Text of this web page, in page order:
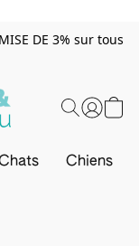
DE 3% sur tous
Chiens